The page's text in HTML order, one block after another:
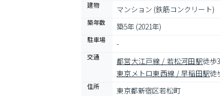
建物 マンション (鉄筋コンクリート)
築年数 築5年 (2021年)
駐車場 -
交通 都営大江戸線 / 若松河田駅徒歩
東京メトロ東西線 / 早稲田駅徒
住所 東京都新宿区若松町